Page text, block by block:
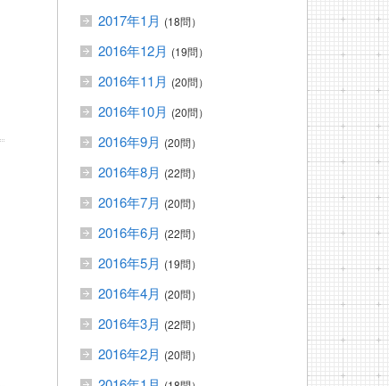
2017年1月 (18問）
2016年12月 (19問）
2016年11月 (20問）
2016年10月 (20問）
2016年9月 (20問）
2016年8月 (22問）
2016年7月 (20問）
2016年6月 (22問）
2016年5月 (19問）
2016年4月 (20問）
2016年3月 (22問）
2016年2月 (20問）